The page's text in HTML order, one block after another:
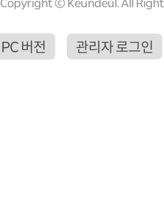
Copyright ⓒ Keundeul. All
PC 버전 관리자 로그인